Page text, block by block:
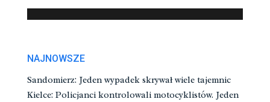
NAJNOWSZE
Sandomierz: Jeden wypadek skrywał wiele tajemnic
Kielce: Policjanci kontrolowali motocyklistów. Jeden